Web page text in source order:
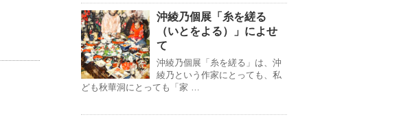
沖綾乃個展「糸を縒る
（いとをよる）」によせ
て
沖綾乃個展「糸を縒る」は、沖
綾乃という作家にとっても、私
ども秋華洞にとっても「家 …